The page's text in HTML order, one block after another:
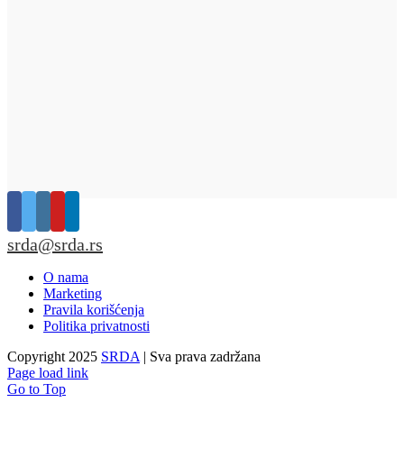
srda@srda.rs
O nama
Marketing
Pravila korišćenja
Politika privatnosti
Copyright 2025 SRDA | Sva prava zadržana
Page load link
Go to Top